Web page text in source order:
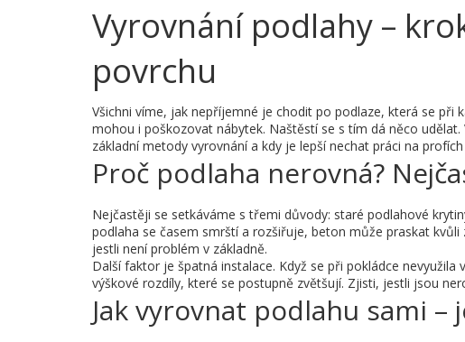
Vyrovnání podlahy –
povrchu
Všichni víme, jak nepříjemné je chodit po podlaze, která se
mohou i poškozovat nábytek. Naštěstí se s tím dá něco
základní metody vyrovnání a kdy je lepší nechat práci na
Proč podlaha nerovná?
Nejčastěji se setkáváme s třemi důvody: staré podlahové
podlaha se časem smrští a rozšiřuje, beton může praskat
jestli není problém v základně.
Další faktor je špatná instalace. Když se při pokládce
výškové rozdíly, které se postupně zvětšují. Zjisti, jestli jsou
Jak vyrovnat podlahu sami